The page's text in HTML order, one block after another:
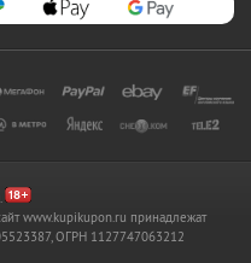
www.kupikupon.ru принадлежат
ОГРН 1127747063212